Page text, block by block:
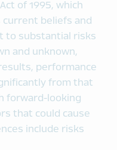
of 1995, which
current beliefs and
to substantial risks
and unknown,
performance
from that
forward-looking
that could cause
include risks